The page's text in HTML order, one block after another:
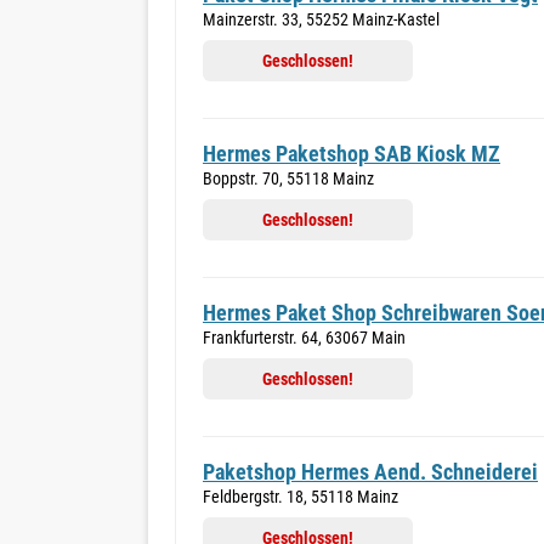
Mainzerstr. 33, 55252 Mainz-Kastel
Geschlossen!
Hermes Paketshop SAB Kiosk MZ
Boppstr. 70, 55118 Mainz
Geschlossen!
Hermes Paket Shop Schreibwaren
Frankfurterstr. 64, 63067 Main
Geschlossen!
Paketshop Hermes Aend. Schneiderei
Feldbergstr. 18, 55118 Mainz
Geschlossen!